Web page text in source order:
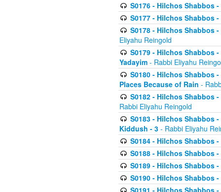
S0176 - Hilchos Shabbos
S0177 - Hilchos Shabbos
S0178 - Hilchos Shabbos
Eliyahu Reingold
S0179 - Hilchos Shabbos
Yadayim - Rabbi Eliyahu
S0180 - Hilchos Shabbos
Places Because of Rain -
S0182 - Hilchos Shabbos
Rabbi Eliyahu Reingold
S0183 - Hilchos Shabbos
Kiddush - 3 - Rabbi Eliyahu
S0184 - Hilchos Shabbos
S0188 - Hilchos Shabbos
S0189 - Hilchos Shabbos
S0190 - Hilchos Shabbos
S0191 - Hilchos Shabbos